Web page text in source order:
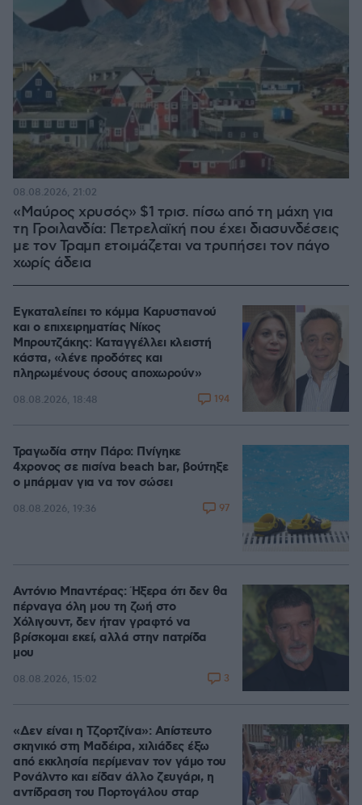
«Μαύρος χρυσός» $1 τρισ. πίσω από τη μάχη για
τη Γροιλανδία: Πετρελαϊκή που έχει διασυνδέσεις
με τον Τραμπ ετοιμάζεται να τρυπήσει τον πάγο
χωρίς άδεια
08.08.2026, 21:02
Εγκαταλείπει το κόμμα Καρυστιανού
και ο επιχειρηματίας Νίκος
Μπρουτζάκης: Καταγγέλλει κλειστή
κάστα, «λένε προδότες και
πληρωμένους όσους αποχωρούν»
08.08.2026, 18:48 194
Τραγωδία στην Πάρο: Πνίγηκε
4χρονος σε πισίνα beach bar, βούτηξε
ο μπάρμαν για να τον σώσει
08.08.2026, 19:36 97
Αντόνιο Μπαντέρας: Ήξερα ότι δεν θα
πέρναγα όλη μου τη ζωή στο
Χόλιγουντ, δεν ήταν γραφτό να
βρίσκομαι εκεί, αλλά στην πατρίδα
μου
08.08.2026, 15:02 3
«Δεν είναι η Τζορτζίνα»: Απίστευτο
σκηνικό στη Μαδέιρα, χιλιάδες έξω
από εκκλησία περίμεναν τον γάμο του
Ρονάλντο και είδαν άλλο ζευγάρι, η
αντίδραση του Πορτογάλου σταρ